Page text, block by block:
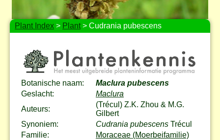
Plant Index > Plant> Cudrania pubescens
Botanische naam:
Maclura pubescens
Geslacht:
Maclura
Auteurs:
(Trécul) Z.K. Zhou & M.G.
Gilbert
Synoniem:
Cudrania pubescens Trécul
Familie:
Moraceae (Moerbeifamilie)